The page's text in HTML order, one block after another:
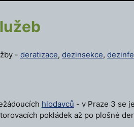
- deratizace, dezinsekce,
hlodavců - v Praze 3 se
pokládek až po plošné